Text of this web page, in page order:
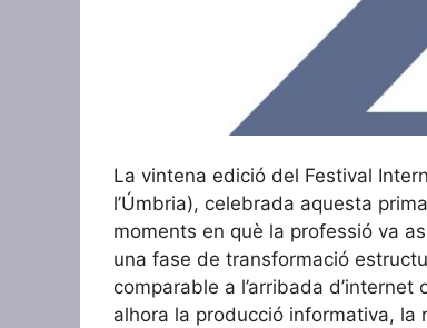
La vintena edició del Festival
l’Úmbria), celebrada aquesta
moments en què la professió va
una fase de transformació
comparable a l’arribada
alhora la producció informativa,